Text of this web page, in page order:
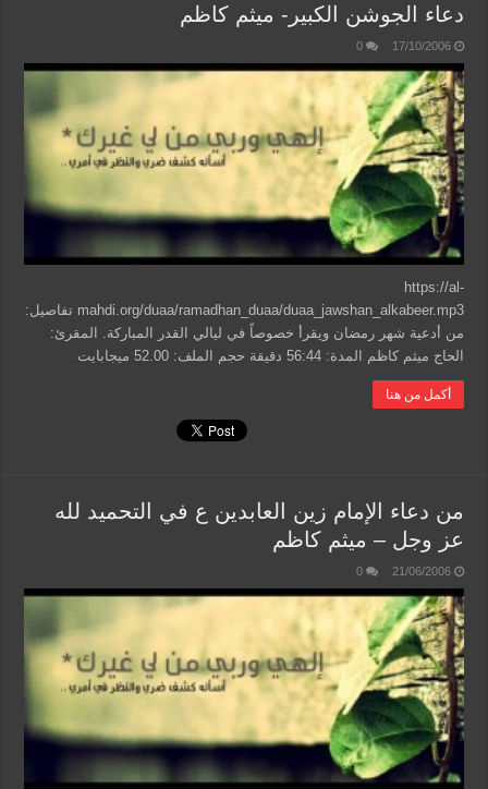
دعاء الجوشن الكبير- ميثم كاظم
17/10/2006
0
https://al-
mahdi.org/duaa/ramadhan_duaa/duaa_jawshan_alkabeer.mp3 تفاصيل:
من أدعية شهر رمضان ويقرأ خصوصاً في ليالي القدر المباركة. المقرئ:
الحاج ميثم كاظم المدة: 56:44 دقيقة حجم الملف: 52.00 ميجابايت
أكمل من هنا
من دعاء الإمام زين العابدين ع في التحميد لله
عز وجل – ميثم كاظم
21/06/2006
0